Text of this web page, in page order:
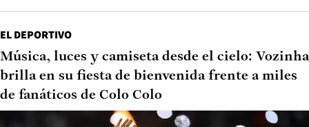
EL DEPORTIVO
Música, luces y camiseta desde el cielo: Vozinha
brilla en su fiesta de bienvenida frente a miles
de fanáticos de Colo Colo